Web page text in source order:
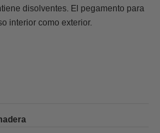
disolventes. El pegamento para
interior como exterior.